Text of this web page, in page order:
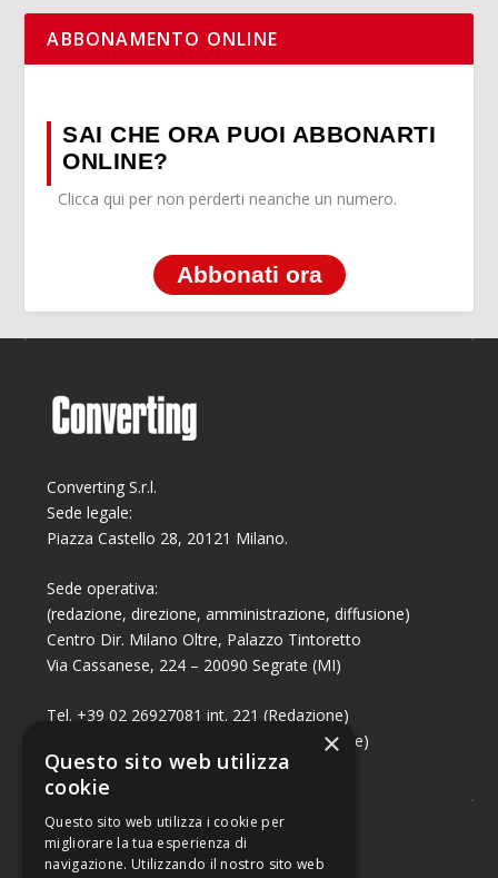
ABBONAMENTO ONLINE
SAI CHE ORA PUOI ABBONARTI
ONLINE?
Clicca qui per non perderti neanche un numero.
Abbonati ora
Converting S.r.l.
Sede legale:
Piazza Castello 28, 20121 Milano.
Sede operativa:
(redazione, direzione, amministrazione, diffusione)
Centro Dir. Milano Oltre, Palazzo Tintoretto
Via Cassanese, 224 – 20090 Segrate (MI)
Tel. +39 02 26927081 int. 221 (Redazione)
Tel. +39 02 26927081 int. 224 (Commerciale)
Fax +39 02 26951006
×
Questo sito web utilizza
cookie
Questo sito web utilizza i cookie per
migliorare la tua esperienza di
navigazione. Utilizzando il nostro sito web